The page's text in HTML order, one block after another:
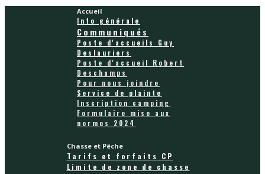
Accueil
Info générale
Communiqués
Poste d'accueils Guy
Deslauriers
Poste d'accueil Robert
Deschamps
Pour nous joindre
Service de plainte
Inscription camping
Formulaire mise aux
normes 2024
Chasse et Pêche
Tarifs et forfaits CP
Limite de zone de chasse